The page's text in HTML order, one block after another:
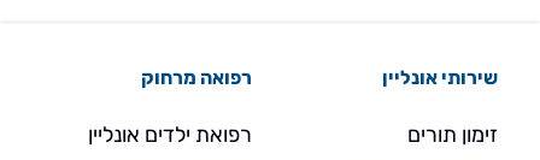
שירותי אונליין
זימון תורים
רפואה מרחוק
רפואת ילדים אונליין